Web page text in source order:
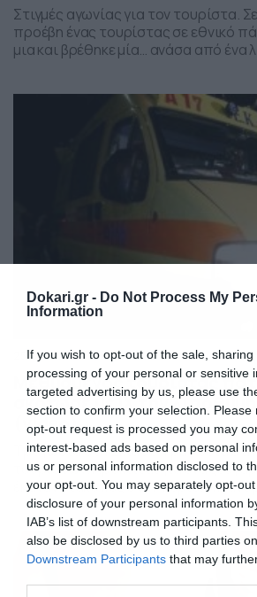
Dokari.gr - Do Not Process My
Information
If you wish to opt-out of the sale,
processing of your personal or sensitive
targeted advertising by us, please use
section to confirm your selection.
opt-out request is processed you may
interest-based ads based on personal
us or personal information disclosed to
your opt-out. You may separately opt-
disclosure of your personal information
IAB’s list of downstream participants.
also be disclosed by us to third parties
Downstream Participants that may
Στιγμές αγωνίας για τον τουρίστα.
προέβη ένας τουρίστας σε εθνικό
μια και βρέθηκε μία… ανάσα από ένα
το παράθυρο και να πιάσει το
τουρίστας υποστήριξε πως […]
25/09/2019 11:13
Μεθυσμένος τουρίστας
σκότωσε με ΙΧ την
(video)
Τραγωδιά στη Σκιάθο Τραγωδία στη
τουριστών. Πρόκειται για ένα
έκαναν διακοπές στην περιοχή
βράδυ οι δυο τους έκαναν την
τους βόλτα στο νησί, κατά τη
κατανάλωσαν μεγάλη ποσότητα
επιστροφή τους για το ξενοδοχείο,